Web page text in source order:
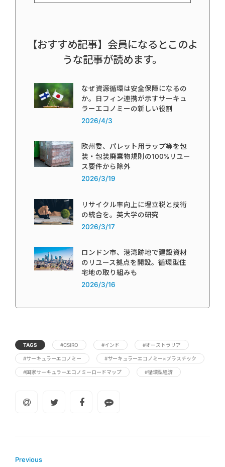
【おすすめ記事】会員になるとこのよ
うな記事が読めます。
なぜ資源循環は安全保障になるの
か。日フィン連携が示すサーキュ
ラーエコノミーの新しい役割
2026/4/3
欧州委、パレット用ラップ等を包
装・包装廃棄物規則の100%リユー
ス要件から除外
2026/3/19
リサイクル率向上に埋立税と技術
の統合を。英大学の研究
2026/3/17
ロンドン市、港湾跡地で建設資材
のリユース拠点を開設。循環型住
宅地の取り組みも
2026/3/16
TAGS #CSIRO #インド #オーストラリア
#サーキュラーエコノミー #サーキュラーエコノミー×プラスチック
#国家サーキュラーエコノミーロードマップ #循環型経済
Previous